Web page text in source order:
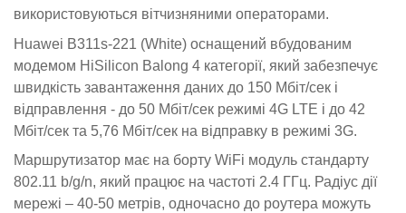
використовуються вітчизняними операторами.
Huawei B311s-221 (White) оснащений вбудованим
модемом HiSilicon Balong 4 категорії, який забезпечує
швидкість завантаження даних до 150 Мбіт/сек і
відправлення - до 50 Мбіт/сек режимі 4G LTE і до 42
Мбіт/сек та 5,76 Мбіт/сек на відправку в режимі 3G.
Маршрутизатор має на борту WiFi модуль стандарту
802.11 b/g/n, який працює на частоті 2.4 ГГц. Радіус дії
мережі – 40-50 метрів, одночасно до роутера можуть